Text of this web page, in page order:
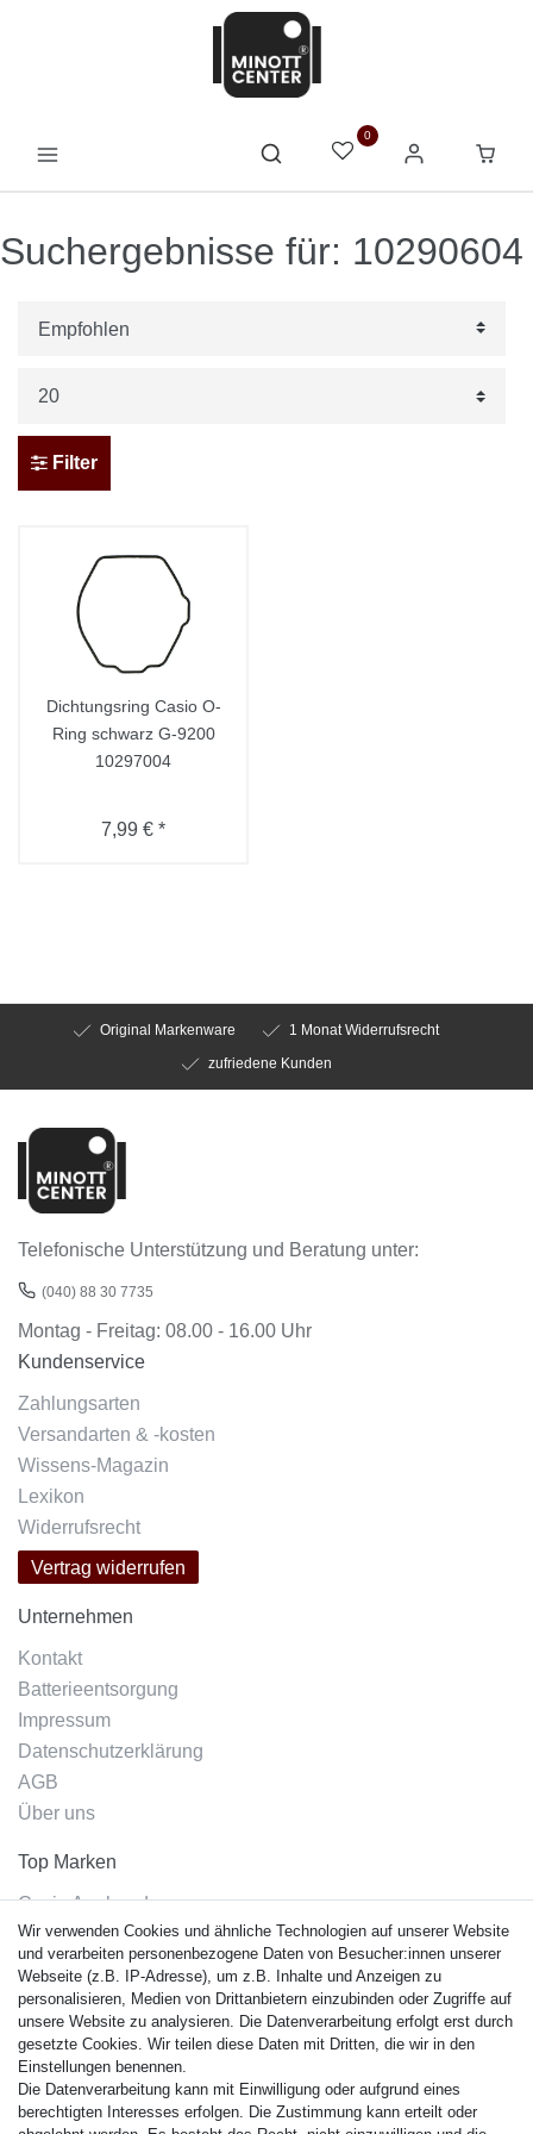
0
Suchergebnisse für: 10290604
Filter
Dichtungsring Casio O-
Ring schwarz G-9200
10297004
7,99 € *
Original Markenware
1 Monat Widerrufsrecht
zufriedene Kunden
Telefonische Unterstützung und Beratung unter:
(040) 88 30 7735
Montag - Freitag: 08.00 - 16.00 Uhr
Kundenservice
Zahlungsarten
Versandarten & -kosten
Wissens-Magazin
Lexikon
Widerrufsrecht
Vertrag widerrufen
Unternehmen
Kontakt
Batterieentsorgung
Impressum
Datenschutzerklärung
AGB
Über uns
Top Marken
Casio Armband
Festina Armband
Citizen Armband
M. Lacroix Armband
J. Lemans Armband
Uhrenarmbänder - Alle
Sicherheit
Wir verwenden Cookies und ähnliche Technologien auf unserer Website
und verarbeiten personenbezogene Daten von Besucher:innen unserer
Webseite (z.B. IP-Adresse), um z.B. Inhalte und Anzeigen zu
personalisieren, Medien von Drittanbietern einzubinden oder Zugriffe auf
unsere Website zu analysieren. Die Datenverarbeitung erfolgt erst durch
gesetzte Cookies. Wir teilen diese Daten mit Dritten, die wir in den
Einstellungen benennen.
Die Datenverarbeitung kann mit Einwilligung oder aufgrund eines
berechtigten Interesses erfolgen. Die Zustimmung kann erteilt oder